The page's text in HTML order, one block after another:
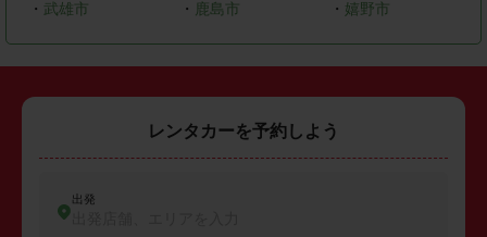
・ 武雄市 ・ 鹿島市 ・ 嬉野市
レンタカーを予約しよう
出発